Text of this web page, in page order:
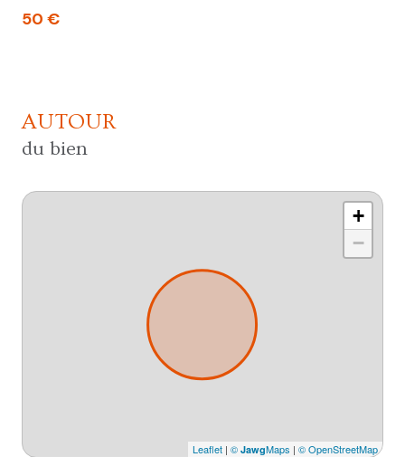
50 €
AUTOUR
du bien
+
−
Leaflet | © JawgMaps | © OpenStreetMap